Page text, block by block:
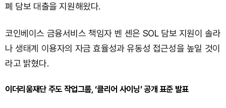
폐 담보 대출을 지원해왔다.
코인베이스 금융서비스 책임자 벤 셴은 SOL 담보 지원이 솔라
나 생태계 이용자의 자금 효율성과 유동성 접근성을 높일 것이
라고 밝혔다.
이더리움재단 주도 작업그룹, ‘클리어 사이닝’ 공개 표준 발표